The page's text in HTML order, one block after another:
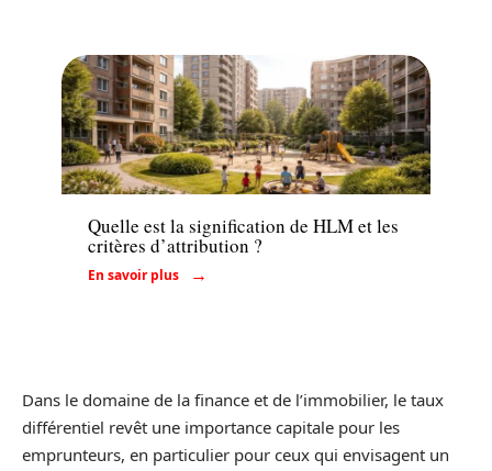
Conseils
Quelle est la signification de HLM et les
critères d’attribution ?
En savoir plus
Dans le domaine de la finance et de l’immobilier, le taux
différentiel revêt une importance capitale pour les
emprunteurs, en particulier pour ceux qui envisagent un